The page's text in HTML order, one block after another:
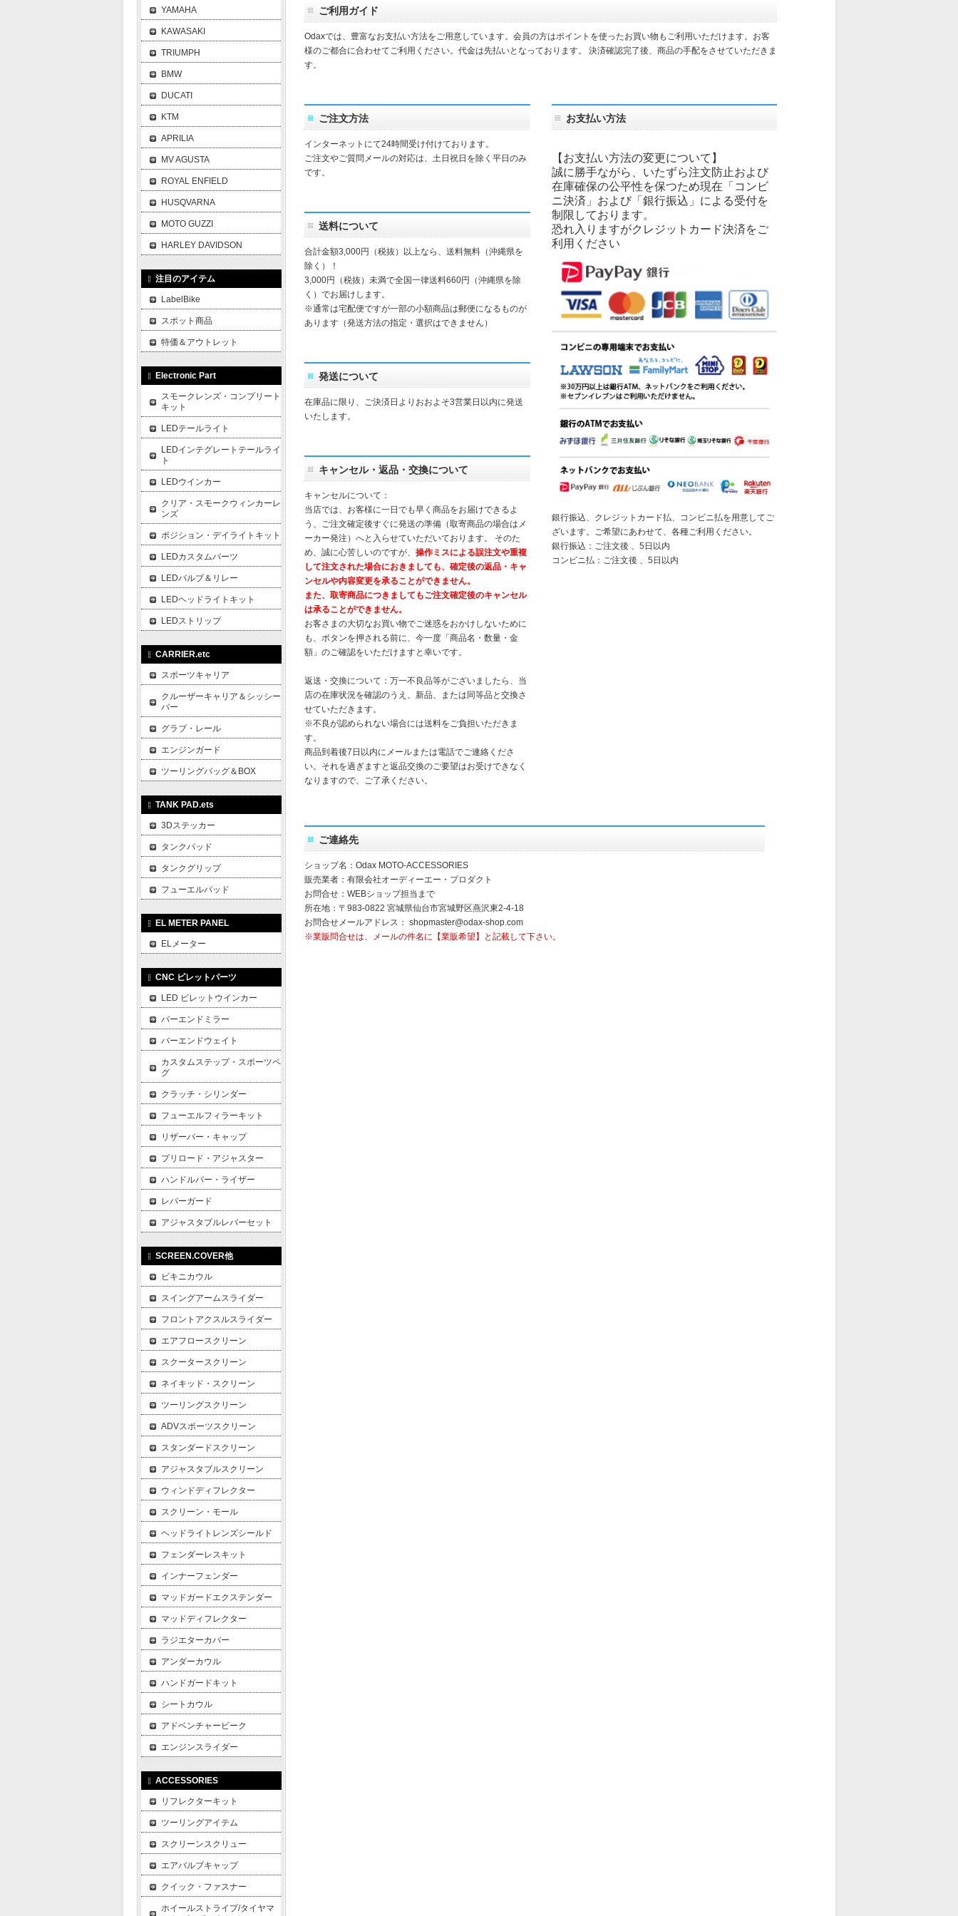
ご利用ガイド
Odaxでは、豊富なお支払い方法をご用意しています。会員の方はポイントを使ったお買い物もご利用いただけます。お客
様のご都合に合わせてご利用ください。代金は先払いとなっております。 決済確認完了後、商品の手配をさせていただきま
す。
ご注文方法
インターネットにて24時間受け付けております。
ご注文やご質問メールの対応は、土日祝日を除く平日のみ
です。
送料について
合計金額3,000円（税抜）以上なら、送料無料（沖縄県を
除く）！
3,000円（税抜）未満で全国一律送料660円（沖縄県を除
く）でお届けします。
※通常は宅配便ですが一部の小額商品は郵便になるものが
あります（発送方法の指定・選択はできません）
発送について
在庫品に限り、ご決済日よりおおよそ3営業日以内に発送
いたします。
キャンセル・返品・交換について
キャンセルについて：
当店では、お客様に一日でも早く商品をお届けできるよ
う、ご注文確定後すぐに発送の準備（取寄商品の場合はメ
ーカー発注）へと入らせていただいております。 そのた
め、誠に心苦しいのですが、 操作ミスによる誤注文や重複
して注文された場合におきましても、確定後の返品・キャ
ンセルや内容変更を承ることができません。
また、取寄商品につきましてもご注文確定後のキャンセル
は承ることができません。
お客さまの大切なお買い物でご迷惑をおかけしないために
も、ボタンを押される前に、今一度「商品名・数量・金
額」のご確認をいただけますと幸いです。
返送・交換について：万一不良品等がございましたら、当
店の在庫状況を確認のうえ、新品、または同等品と交換さ
せていただきます。
※不良が認められない場合には送料をご負担いただきま
す。
商品到着後7日以内にメールまたは電話でご連絡くださ
い。それを過ぎますと返品交換のご要望はお受けできなく
なりますので、ご了承ください。
お支払い方法
【お支払い方法の変更について】
誠に勝手ながら、いたずら注文防止および
在庫確保の公平性を保つため現在「コンビ
ニ決済」および「銀行振込」による受付を
制限しております。
恐れ入りますがクレジットカード決済をご
利用ください
銀行振込、クレジットカード払、コンビニ払を用意してご
ざいます。ご希望にあわせて、各種ご利用ください。
銀行振込：ご注文後 、5日以内
コンビニ払：ご注文後 、5日以内
ご連絡先
ショップ名：Odax MOTO-ACCESSORIES
販売業者：有限会社オーディーエー・プロダクト
お問合せ：WEBショップ担当まで
所在地：〒983-0822 宮城県仙台市宮城野区燕沢東2-4-18
お問合せメールアドレス： shopmaster@odax-shop.com
※業販問合せは、メールの件名に【業販希望】と記載して下さい。
YAMAHA
KAWASAKI
TRIUMPH
BMW
DUCATI
KTM
APRILIA
MV AGUSTA
ROYAL ENFIELD
HUSQVARNA
MOTO GUZZI
HARLEY DAVIDSON
注目のアイテム
LabelBike
スポット商品
特価＆アウトレット
Electronic Part
スモークレンズ・コンプリート
キット
LEDテールライト
LEDインテグレートテールライ
ト
LEDウインカー
クリア・スモークウィンカーレ
ンズ
ポジション・デイライトキット
LEDカスタムパーツ
LEDバルブ＆リレー
LEDヘッドライトキット
LEDストリップ
CARRIER.etc
スポーツキャリア
クルーザーキャリア＆シッシー
バー
グラブ・レール
エンジンガード
ツーリングバッグ＆BOX
TANK PAD.ets
3Dステッカー
タンクパッド
タンクグリップ
フューエルパッド
EL METER PANEL
ELメーター
CNC ビレットパーツ
LED ビレットウインカー
バーエンドミラー
バーエンドウェイト
カスタムステップ・スポーツペ
グ
クラッチ・シリンダー
フューエルフィラーキット
リザーバー・キャップ
プリロード・アジャスター
ハンドルバー・ライザー
レバーガード
アジャスタブルレバーセット
SCREEN.COVER他
ビキニカウル
スイングアームスライダー
フロントアクスルスライダー
エアフロースクリーン
スクータースクリーン
ネイキッド・スクリーン
ツーリングスクリーン
ADVスポーツスクリーン
スタンダードスクリーン
アジャスタブルスクリーン
ウィンドディフレクター
スクリーン・モール
ヘッドライトレンズシールド
フェンダーレスキット
インナーフェンダー
マッドガードエクステンダー
マッドディフレクター
ラジエターカバー
アンダーカウル
ハンドガードキット
シートカウル
アドベンチャービーク
エンジンスライダー
ACCESSORIES
リフレクターキット
ツーリングアイテム
スクリーンスクリュー
エアバルブキャップ
クイック・ファスナー
ホイールストライプ/タイヤマ